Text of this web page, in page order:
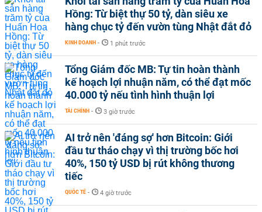
Hồng: Từ biệt thự 50 tỷ, dàn siêu xe
hàng chục tỷ đến vườn tùng Nhật đắt đỏ
KINH DOANH - 1 phút trước
Tổng Giám đốc MB: Tự tin hoàn thành
kế hoạch lợi nhuận năm, có thể đạt mốc
40.000 tỷ nếu tình hình thuận lợi
TÀI CHÍNH - 3 giờ trước
AI trở nên 'đáng sợ' hơn Bitcoin: Giới
đầu tư tháo chạy vì thị trường bốc hơi
40%, 150 tỷ USD bị rút không thương
tiếc
QUỐC TẾ - 4 giờ trước